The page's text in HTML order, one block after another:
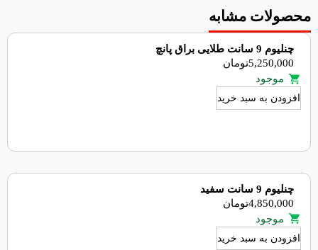
محصولات مشابه
چنلیوم 9 سانت طلایی براق پانچ
5,250,000تومان
موجود
افزودن به سبد خرید
چنلیوم 9 سانت سفید
4,850,000تومان
موجود
افزودن به سبد خرید